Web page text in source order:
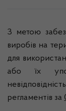
З метою
виробів на
для
або їх
регламентів за